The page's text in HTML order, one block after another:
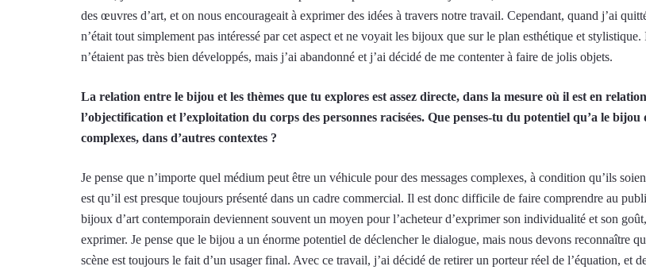
des œuvres d’art, et on nous encourageait à exprimer des idées à travers notre travail. Cependant, quand j’ai
n’était tout simplement pas intéressé par cet aspect et ne voyait les bijoux que sur le plan esthétique et
n’étaient pas très bien développés, mais j’ai abandonné et j’ai décidé de me contenter à faire de jolis objets.
La relation entre le bijou et les thèmes que tu explores est assez directe, dans la mesure où il est en
l’objectification et l’exploitation du corps des personnes racisées. Que penses-tu du potentiel qu’a le
complexes, dans d’autres contextes ?
Je pense que n’importe quel médium peut être un véhicule pour des messages complexes, à condition qu’ils
est qu’il est presque toujours présenté dans un cadre commercial. Il est donc difficile de faire comprendre au
bijoux d’art contemporain deviennent souvent un moyen pour l’acheteur d’exprimer son individualité et son
exprimer. Je pense que le bijou a un énorme potentiel de déclencher le dialogue, mais nous devons reconnaître
scène est toujours le fait d’un usager final. Avec ce travail, j’ai décidé de retirer un porteur réel de l’équation, et